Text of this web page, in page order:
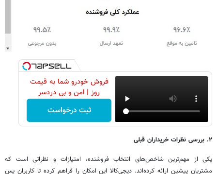
فروش خودرو شما به قیمت
روز | امن و بی دردسر
ثبت درخواست
۲. بررسی نظرات خریداران قبلی
یکی از مهم‌ترین شاخص‌های انتخاب فروشنده، امتیازات و نظراتی است که
مشتریان پیشین ارائه کرده‌اند. دیجی‌کالا این امکان را فراهم کرده تا کاربران پس